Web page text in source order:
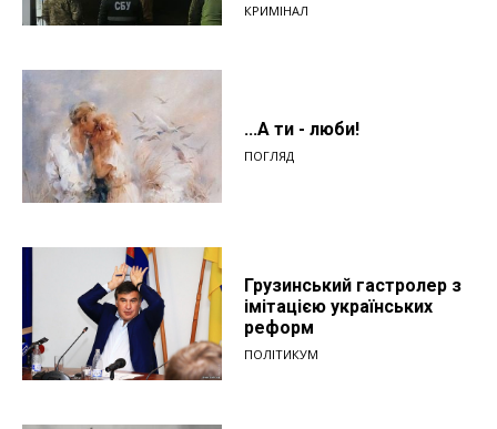
КРИМІНАЛ
...А ти - люби!
ПОГЛЯД
Грузинський гастролер з
імітацією українських
реформ
ПОЛІТИКУМ